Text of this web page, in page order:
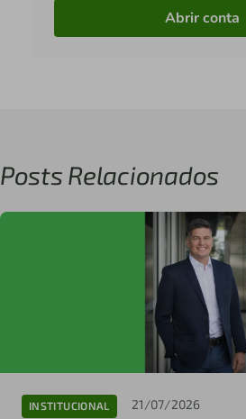
Abrir conta
Posts Relacionados
INSTITUCIONAL 21/07/2026